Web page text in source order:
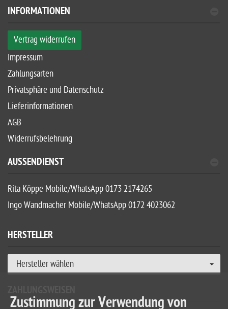
INFORMATIONEN
Vertrag widerrufen
Impressum
Zahlungsarten
Privatsphäre und Datenschutz
Lieferinformationen
AGB
Widerrufsbelehrung
AUSSENDIENST
Rita Köppe Mobile/WhatsApp 0173 2174265
Ingo Wandmacher Mobile/WhatsApp 0172 4023062
HERSTELLER
Hersteller wählen
Zustimmung zur Verwendung von